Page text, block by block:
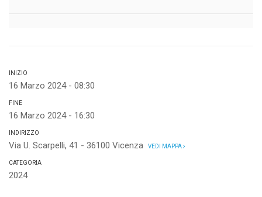
INIZIO
16 Marzo 2024 - 08:30
FINE
16 Marzo 2024 - 16:30
INDIRIZZO
Via U. Scarpelli, 41 - 36100 Vicenza VEDI MAPPA
CATEGORIA
2024